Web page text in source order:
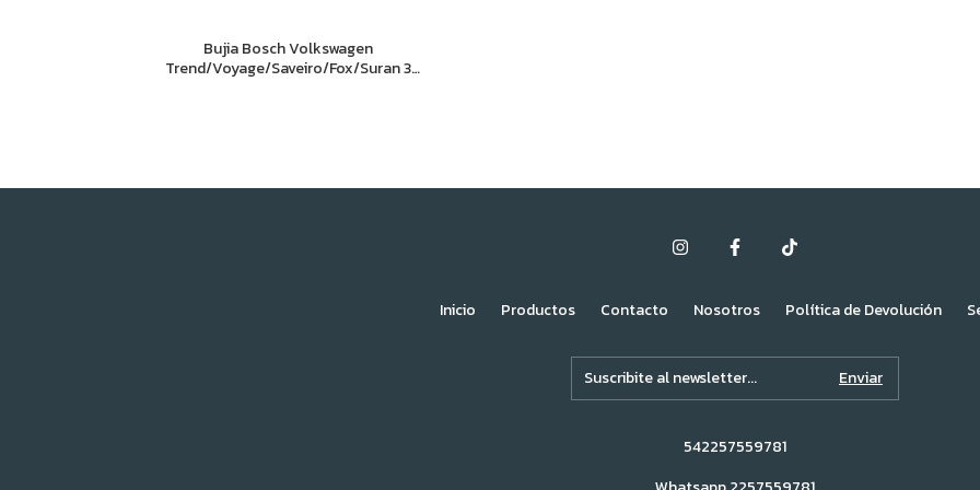
Bujia Bosch Volkswagen
Trend/Voyage/Saveiro/Fox/Suran 3
Inicio Productos Contacto Nosotros Política de Devolución
542257559781